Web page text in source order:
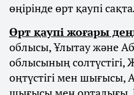
өңірінде өрт қаупі
Өрт қаупі жоғары
облысы, Ұлытау және
облысының
оңтүстігі мен